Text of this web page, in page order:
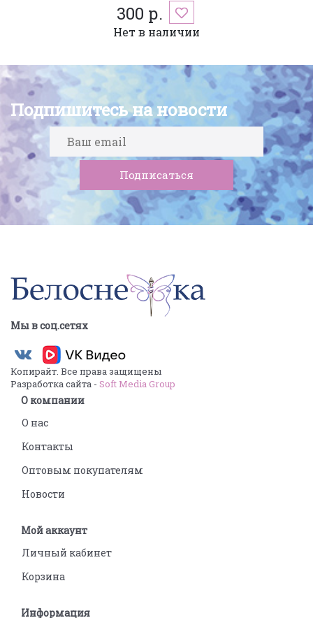
300 р.
Нет в наличии
Подпишитесь на новости
Мы в соц.сетях
Копирайт. Все права защищены
Разработка сайта - Soft Media Group
О компании
О нас
Контакты
Оптовым покупателям
Новости
Мой аккаунт
Личный кабинет
Корзина
Информация